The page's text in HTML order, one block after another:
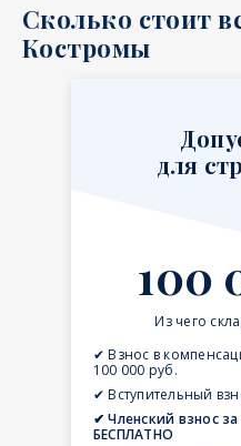
Сколько стоит
Костромы
для
100
Из чего
✔ Взнос в
100 000 руб.
✔ Вступительный
✔ Членский взнос
БЕСПЛАТНО